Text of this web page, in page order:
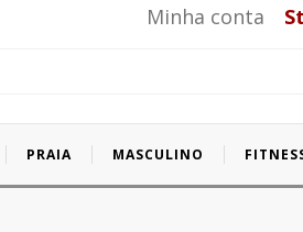
Minha conta
PRAIA MASCULINO